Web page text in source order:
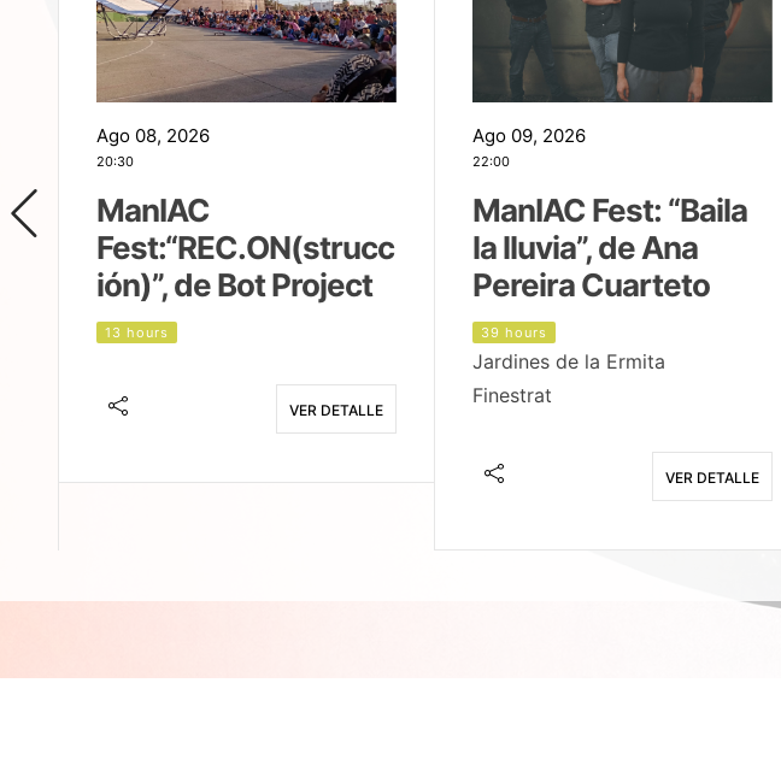
Ago 08, 2026
20:30
ManIAC
Fest:“REC.ON(strucc
ión)”, de Bot Project
13 hours
VER DETALLE
Ago 09, 2026
22:00
ManIAC Fest: “Baila
la lluvia”, de Ana
Pereira Cuarteto
39 hours
Jardines de la Ermita
Finestrat
VER DETALLE